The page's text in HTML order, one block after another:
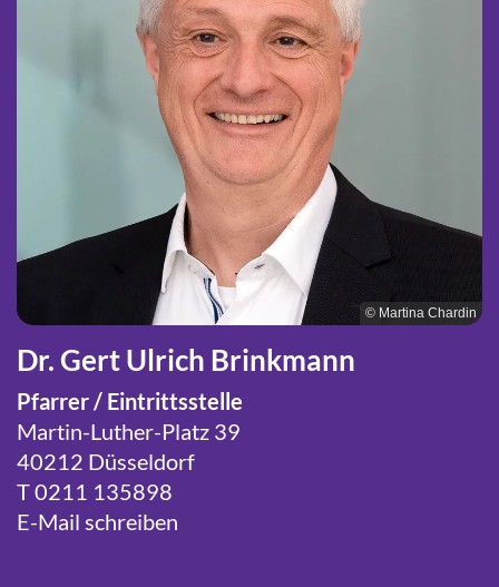
© Martina Chardin
Dr. Gert Ulrich Brinkmann
Pfarrer / Eintrittsstelle
Martin-Luther-Platz 39
40212 Düsseldorf
T 0211 135898
E-Mail schreiben